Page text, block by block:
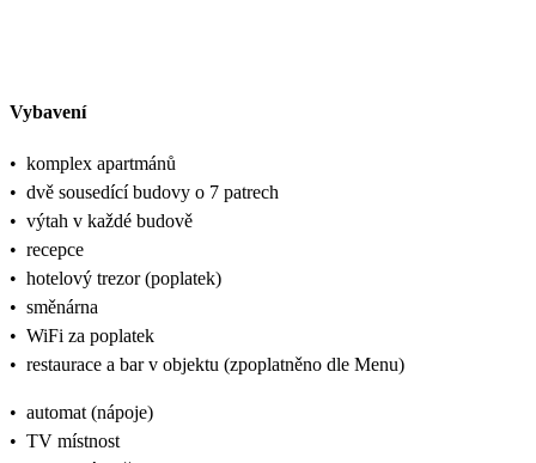
Vybavení
• komplex apartmánů
• dvě sousedící budovy o 7 patrech
• výtah v každé budově
• recepce
• hotelový trezor (poplatek)
• směnárna
• WiFi za poplatek
• restaurace a bar v objektu (zpoplatněno dle Menu)
• automat (nápoje)
• TV místnost